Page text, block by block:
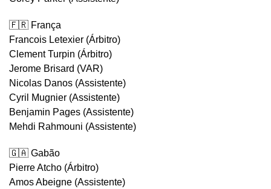
🇫🇷 França
Francois Letexier (Árbitro)
Clement Turpin (Árbitro)
Jerome Brisard (VAR)
Nicolas Danos (Assistente)
Cyril Mugnier (Assistente)
Benjamin Pages (Assistente)
Mehdi Rahmouni (Assistente)
🇬🇦 Gabão
Pierre Atcho (Árbitro)
Amos Abeigne (Assistente)